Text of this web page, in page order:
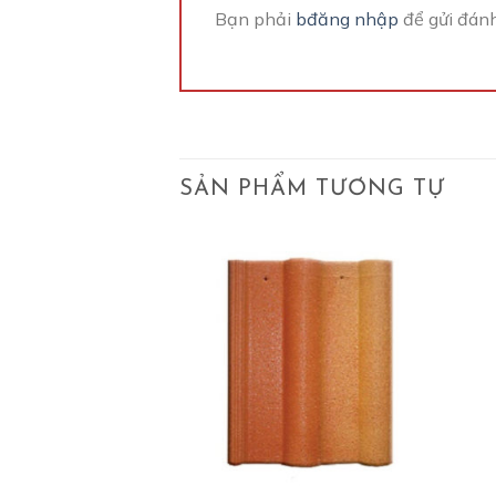
Bạn phải bđăng nhập để gửi
SẢN PHẨM TƯƠNG TỰ